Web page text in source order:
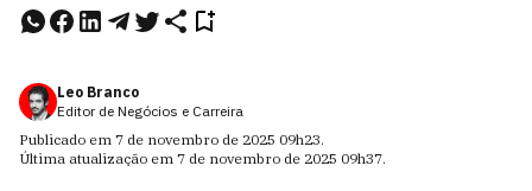
Leo Branco
Editor de Negócios e Carreira
Publicado em 7 de novembro de 2025 09h23.
Última atualização em 7 de novembro de 2025 09h37.